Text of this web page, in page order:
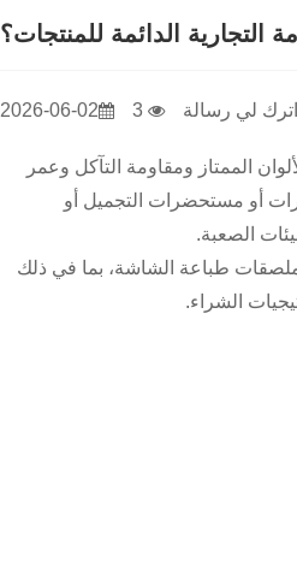
التجارية الدائمة للمنتجات؟
2026-06-02 اترك لي رسالة
الممتاز ومقاومة التآكل وعمر
أو مستحضرات التجميل أو
الصعبة.
طباعة الشاشة، بما في ذلك
الشراء.